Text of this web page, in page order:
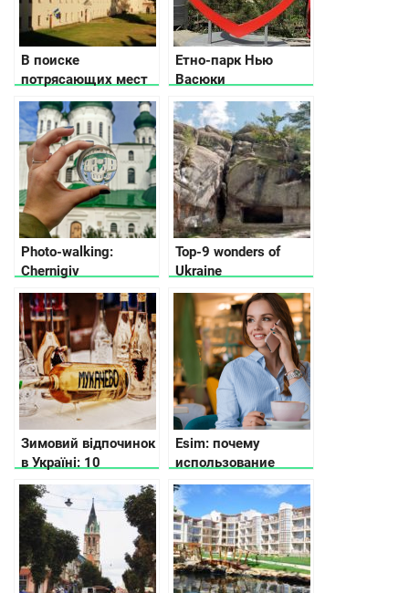
В поиске
потрясающих мест
Львовской области
– замки, дворцы и
усадьбы
Етно-парк Нью
Васюки
Photo-walking:
Chernigiv
Top-9 wonders of
Ukraine
Зимовий відпочинок
в Україні: 10
варіантів куди
поїхати
Esim: почему
использование
стало популярным